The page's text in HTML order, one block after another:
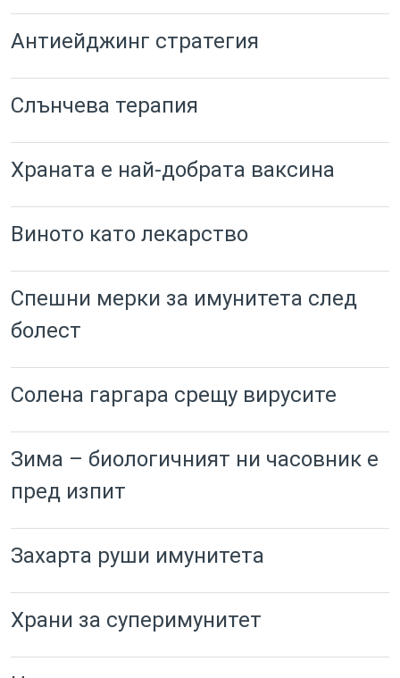
Антиейджинг стратегия
Слънчева терапия
Храната е най-добрата ваксина
Виното като лекарство
Спешни мерки за имунитета след
болест
Солена гаргара срещу вирусите
Зима – биологичният ни часовник е
пред изпит
Захарта руши имунитета
Храни за суперимунитет